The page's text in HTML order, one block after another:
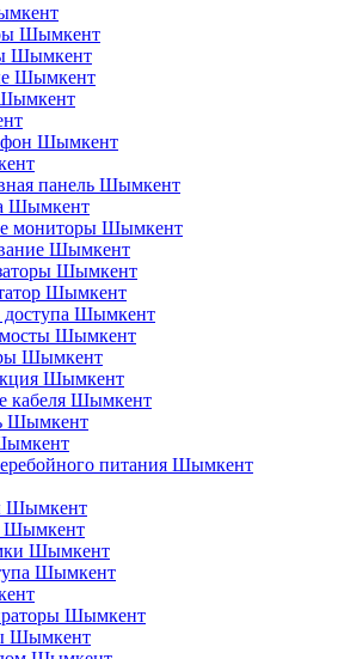
Шымкент
Шымкент
Шымкент
Шымкент
панель Шымкент
Шымкент
мониторы Шымкент
Шымкент
Шымкент
Шымкент
доступа Шымкент
Шымкент
Шымкент
Шымкент
кабеля Шымкент
Шымкент
питания Шымкент
Шымкент
Шымкент
Шымкент
Шымкент
Шымкент
Шымкент